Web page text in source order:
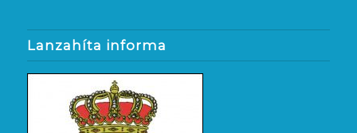
Lanzahíta informa